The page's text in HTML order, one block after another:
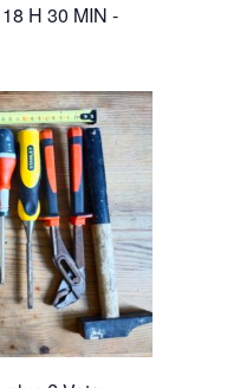
H 30 MIN -